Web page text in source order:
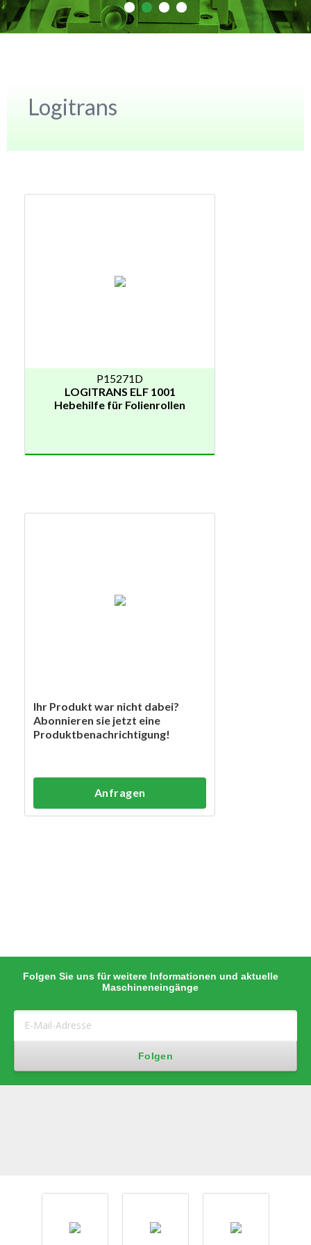
Logitrans
P15271D
LOGITRANS ELF 1001
Hebehilfe für Folienrollen
Ihr Produkt war nicht dabei?
Abonnieren sie jetzt eine
Produktbenachrichtigung!
Anfragen
Folgen Sie uns für weitere Informationen und aktuelle
Maschineneingänge